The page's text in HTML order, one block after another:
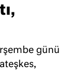
günü